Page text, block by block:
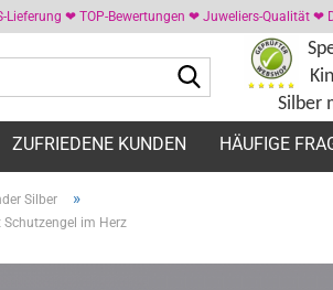
Lieferung ❤ TOP-Bewertungen ❤ Juweliers-Qualität
Suche...
Silber
ZUFRIEDENE KUNDEN HÄUFIGE
Silber »
im Herz